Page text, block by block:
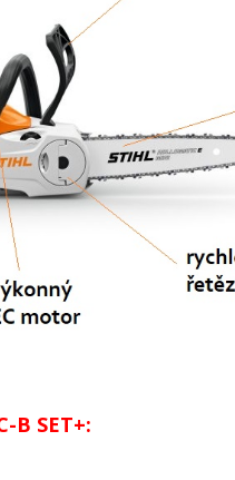
B SET+: